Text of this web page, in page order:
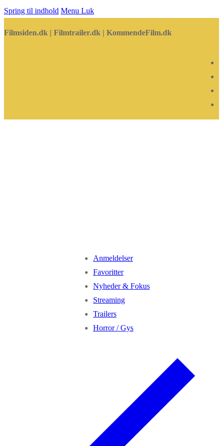
Spring til indhold Menu Luk
Filmsiden.dk | Filmtrailer.dk | KommendeFilm.dk
Anmeldelser
Favoritter
Nyheder & Fokus
Streaming
Trailers
Horror / Gys